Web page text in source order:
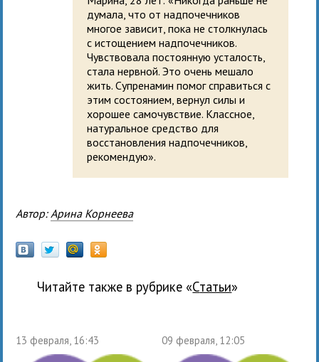
думала, что от надпочечников
многое зависит, пока не столкнулась
с истощением надпочечников.
Чувствовала постоянную усталость,
стала нервной. Это очень мешало
жить. Супренамин помог справиться с
этим состоянием, вернул силы и
хорошее самочувствие. Классное,
натуральное средство для
восстановления надпочечников,
рекомендую».
Автор: Арина Корнеева
Читайте также в рубрике « Статьи»
13 февраля, 16:43 09 февраля, 12:05